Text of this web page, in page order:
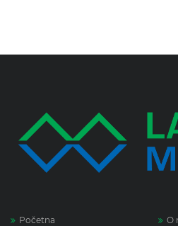
Početna O